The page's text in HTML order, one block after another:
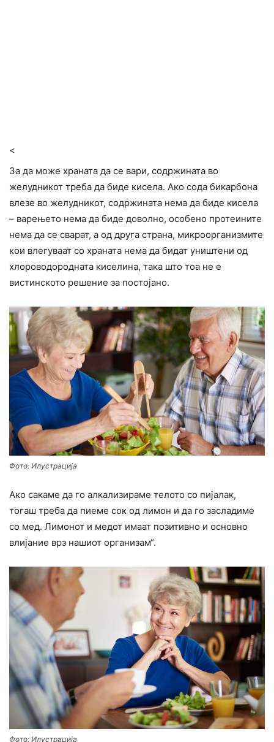
<
За да може храната да се вари, содржината во
желудникот треба да биде кисела. Ако сода бикарбона
влезе во желудникот, содржината нема да биде кисела
– варењето нема да биде доволно, особено протеините
нема да се сварат, а од друга страна, микроорганизмите
кои влегуваат со храната нема да бидат уништени од
хлороводородната киселина, така што тоа не е
вистинското решение за постојано.
Фото: Илустрација
Ако сакаме да го алкализираме телото со пијалак,
тогаш треба да пиеме сок од лимон и да го засладиме
со мед. Лимонот и медот имаат позитивно и основно
влијание врз нашиот организам“.
Фото: Илустрација